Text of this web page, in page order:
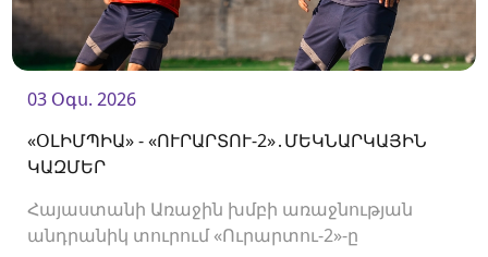
03 Օգս. 2026
«ՕԼԻՄՊԻԱ» - «ՈՒՐԱՐՏՈՒ-2»․ՄԵԿՆԱՐԿԱՅԻՆ
ԿԱԶՄԵՐ
Հայաստանի Առաջին խմբի առաջնության
անդրանիկ տուրում «Ուրարտու-2»-ը